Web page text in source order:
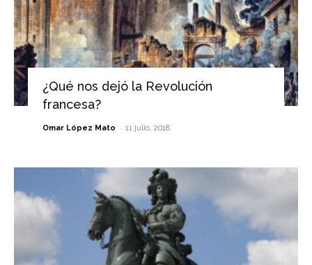
¿Qué nos dejó la Revolución
francesa?
Omar López Mato - 11 julio, 2018